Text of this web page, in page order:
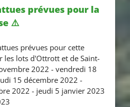
battues prévues
de chasse ⚠️
prévues pour la
⚠️
prévues pour cette
les lots d'Ottrott et de Saint-
2022 - vendredi 18
15 décembre 2022 -
2022 - jeudi 5 janvier 2023